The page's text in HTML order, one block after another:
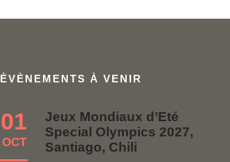
ÉVÈNEMENTS À VENIR
01
OCT
Jeux Mondiaux d’Eté
Special Olympics 2027,
Santiago, Chili